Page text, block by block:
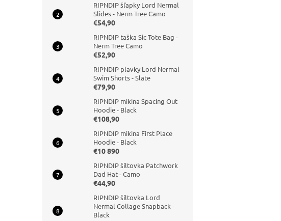
RIPNDIP šľapky Lord Nermal
Slides - Nerm Tree Camo
€54,90
RIPNDIP taška Sic Tote Bag -
Nerm Tree Camo
€52,90
RIPNDIP plavky Lord Nermal
Swim Shorts - Slate
€79,90
RIPNDIP mikina Spacing Out
Hoodie - Black
€108,90
RIPNDIP mikina First Place
Hoodie - Black
€10 890
RIPNDIP šiltovka Patchwork
Dad Hat - Camo
€44,90
RIPNDIP šiltovka Lord
Nermal Collage Snapback -
Black